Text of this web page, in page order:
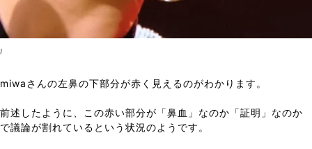
I
miwaさんの左鼻の下部分が赤く見えるのがわかります。
前述したように、この赤い部分が「鼻血」なのか「証明」なのか
で議論が割れているという状況のようです。